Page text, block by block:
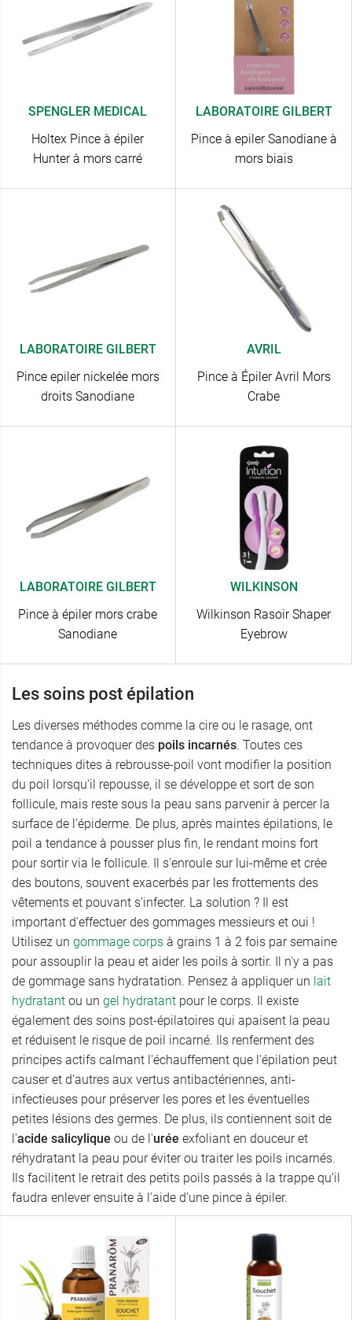
SPENGLER MEDICAL
Holtex Pince à épiler
Hunter à mors carré
LABORATOIRE GILBERT
Pince à epiler Sanodiane à
mors biais
LABORATOIRE GILBERT
Pince epiler nickelée mors
droits Sanodiane
AVRIL
Pince à Épiler Avril Mors
Crabe
LABORATOIRE GILBERT
Pince à épiler mors crabe
Sanodiane
WILKINSON
Wilkinson Rasoir Shaper
Eyebrow
Les soins post épilation
Les diverses méthodes comme la cire ou le rasage, ont
tendance à provoquer des poils incarnés. Toutes ces
techniques dites à rebrousse-poil vont modifier la position
du poil lorsqu'il repousse, il se développe et sort de son
follicule, mais reste sous la peau sans parvenir à percer la
surface de l'épiderme. De plus, après maintes épilations, le
poil a tendance à pousser plus fin, le rendant moins fort
pour sortir via le follicule. Il s'enroule sur lui-même et crée
des boutons, souvent exacerbés par les frottements des
vêtements et pouvant s’infecter. La solution ? Il est
important d'effectuer des gommages messieurs et oui !
Utilisez un gommage corps à grains 1 à 2 fois par semaine
pour assouplir la peau et aider les poils à sortir. Il n'y a pas
de gommage sans hydratation. Pensez à appliquer un lait
hydratant ou un gel hydratant pour le corps. Il existe
également des soins post-épilatoires qui apaisent la peau
et réduisent le risque de poil incarné. Ils renferment des
principes actifs calmant l'échauffement que l'épilation peut
causer et d'autres aux vertus antibactériennes, anti-
infectieuses pour préserver les pores et les éventuelles
petites lésions des germes. De plus, ils contiennent soit de
l'acide salicylique ou de l'urée exfoliant en douceur et
réhydratant la peau pour éviter ou traiter les poils incarnés.
Ils facilitent le retrait des petits poils passés à la trappe qu’il
faudra enlever ensuite à l'aide d'une pince à épiler.